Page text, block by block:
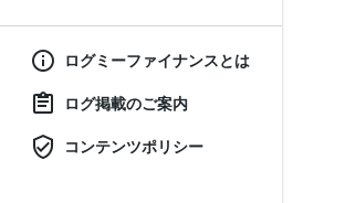
ログミーファイナンスとは
ログ掲載のご案内
コンテンツポリシー